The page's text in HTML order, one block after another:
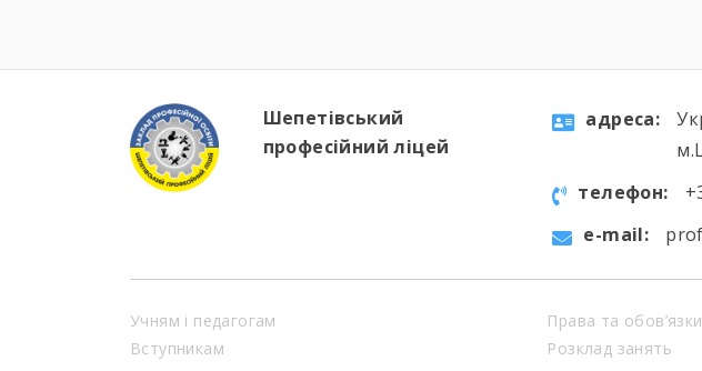
Шепетівський
професійний ліцей
aдресa:
телефон:
e-mail:
Учням і педагогам
Вступникам
Права та
Розклад занять